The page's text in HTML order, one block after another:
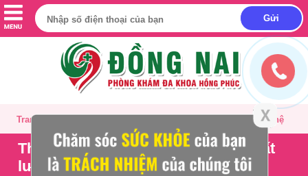
Trang chủ Liên hệ
Thăm khám hiếm muộn ở nữ chất
lượng ở đâu?